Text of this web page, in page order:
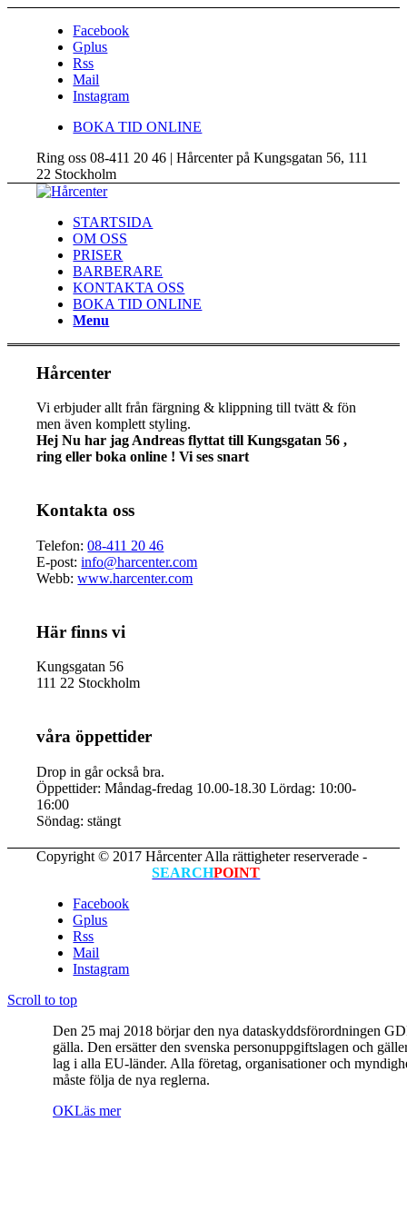
Facebook
Gplus
Rss
Mail
Instagram
BOKA TID ONLINE
Ring oss 08-411 20 46 | Hårcenter på Kungsgatan 56, 111
22 Stockholm
STARTSIDA
OM OSS
PRISER
BARBERARE
KONTAKTA OSS
BOKA TID ONLINE
Menu
Hårcenter
Vi erbjuder allt från färgning & klippning till tvätt & fön
men även komplett styling.
Hej Nu har jag Andreas flyttat till Kungsgatan 56 ,
ring eller boka online ! Vi ses snart
Kontakta oss
Telefon:08-411 20 46
E-post:info@harcenter.com
Webb:www.harcenter.com
Här finns vi
Kungsgatan 56
111 22 Stockholm
våra öppettider
Drop in går också bra.
Öppettider: Måndag-fredag 10.00-18.30 Lördag: 10:00-
16:00
Söndag: stängt
Copyright © 2017 Hårcenter Alla rättigheter reserverade -
SEARCHPOINT
Facebook
Gplus
Rss
Mail
Instagram
Scroll to top
Den 25 maj 2018 börjar den nya dataskyddsförordningen
gälla. Den ersätter den svenska personuppgiftslagen och
lag i alla EU-länder. Alla företag, organisationer och
måste följa de nya reglerna.
OKLäs mer